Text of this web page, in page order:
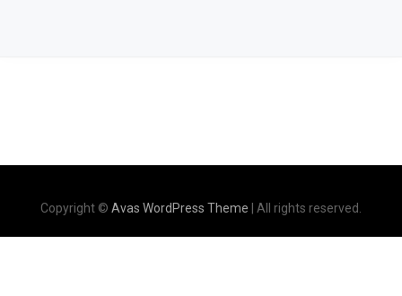
Copyright © Avas WordPress Theme | All rights reserved.